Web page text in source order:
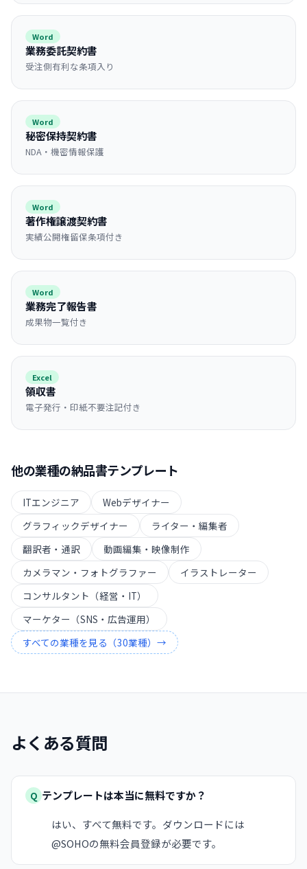
Word
業務委託契約書
受注側有利な条項入り
Word
秘密保持契約書
NDA・機密情報保護
Word
著作権譲渡契約書
実績公開権留保条項付き
Word
業務完了報告書
成果物一覧付き
Excel
領収書
電子発行・印紙不要注記付き
他の業種の納品書テンプレート
ITエンジニア
Webデザイナー
グラフィックデザイナー
ライター・編集者
翻訳者・通訳
動画編集・映像制作
カメラマン・フォトグラファー
イラストレーター
コンサルタント（経営・IT）
マーケター（SNS・広告運用）
すべての業種を見る（30業種）→
よくある質問
Q テンプレートは本当に無料ですか？
はい、すべて無料です。ダウンロードには
@SOHOの無料会員登録が必要です。